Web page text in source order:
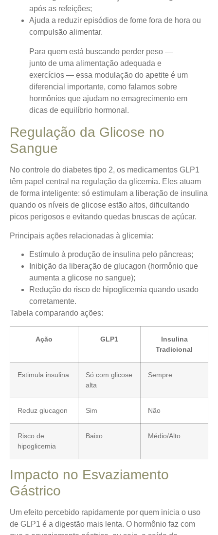
após as refeições;
Ajuda a reduzir episódios de fome fora de hora ou
compulsão alimentar.
Para quem está buscando perder peso —
junto de uma alimentação adequada e
exercícios — essa modulação do apetite é um
diferencial importante, como falamos sobre
hormônios que ajudam no emagrecimento em
dicas de equilíbrio hormonal.
Regulação da Glicose no
Sangue
No controle do diabetes tipo 2, os medicamentos GLP1
têm papel central na regulação da glicemia. Eles atuam
de forma inteligente: só estimulam a liberação de insulina
quando os níveis de glicose estão altos, dificultando
picos perigosos e evitando quedas bruscas de açúcar.
Principais ações relacionadas à glicemia:
Estímulo à produção de insulina pelo pâncreas;
Inibição da liberação de glucagon (hormônio que
aumenta a glicose no sangue);
Redução do risco de hipoglicemia quando usado
corretamente.
Tabela comparando ações:
Ação GLP1
Insulina
Tradicional
Estimula insulina
Só com glicose
alta
Sempre
Reduz glucagon Sim Não
Risco de
hipoglicemia
Baixo Médio/Alto
Impacto no Esvaziamento
Gástrico
Um efeito percebido rapidamente por quem inicia o uso
de GLP1 é a digestão mais lenta. O hormônio faz com